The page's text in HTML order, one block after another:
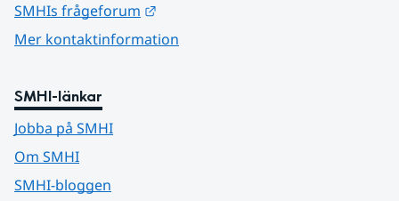
SMHIs frågeforum
Mer kontaktinformation
SMHI-länkar
Jobba på SMHI
Om SMHI
SMHI-bloggen